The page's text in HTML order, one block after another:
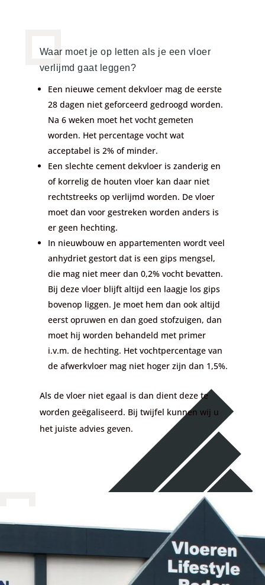
Waar moet je op letten als je een vloer
verlijmd gaat leggen?
Een nieuwe cement dekvloer mag de eerste
28 dagen niet geforceerd gedroogd worden.
Na 6 weken moet het vocht gemeten
worden. Het percentage vocht wat
acceptabel is 2% of minder.
Een slechte cement dekvloer is zanderig en
of korrelig de houten vloer kan daar niet
rechtstreeks op verlijmd worden. De vloer
moet dan voor gestreken worden anders is
er geen hechting.
In nieuwbouw en appartementen wordt veel
anhydriet gestort dat is een gips mengsel,
die mag niet meer dan 0,2% vocht bevatten.
Bij deze vloer blijft altijd een laagje los gips
bovenop liggen. Je moet hem dan ook altijd
eerst opruwen en dan goed stofzuigen, dan
moet hij worden behandeld met primer
i.v.m. de hechting. Het vochtpercentage van
de afwerkvloer mag niet hoger zijn dan 1,5%.
Als de vloer niet egaal is dan dient deze te
worden geëgaliseerd. Bij twijfel kunnen wij u
het juiste advies geven.